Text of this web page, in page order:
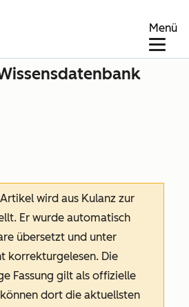
Menü
wird aus Kulanz zur
Er wurde automatisch
übersetzt und unter
korrekturgelesen. Die
Fassung gilt als offizielle
dort die aktuellsten